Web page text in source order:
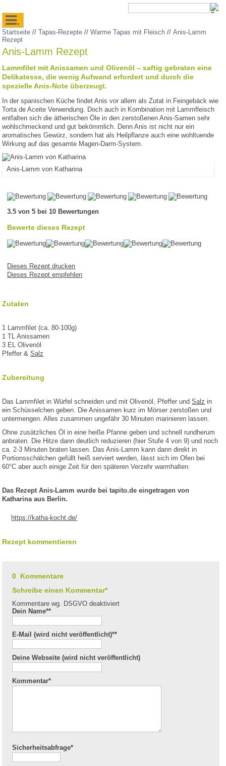
.
Startseite //Tapas-Rezepte //Warme Tapas mit Fleisch //Anis-Lamm
Rezept
Anis-Lamm Rezept
Lammfilet mit Anissamen und Olivenöl – saftig gebraten eine
Delikatesse, die wenig Aufwand erfordert und durch die
spezielle Anis-Note überzeugt.
In der spanischen Küche findet Anis vor allem als Zutat in Feingebäck wie
Torta de Aceite Verwendung. Doch auch in Kombination mit Lammfleisch
entfalten sich die ätherischen Öle in den zerstoßenen Anis-Samen sehr
wohlschmeckend und gut bekömmlich. Denn Anis ist nicht nur ein
aromatisches Gewürz, sondern hat als Heilpflanze auch eine wohltuende
Wirkung auf das gesamte Magen-Darm-System.
Anis-Lamm von Katharina
3.5 von 5 bei 10 Bewertungen
Bewerte dieses Rezept
Dieses Rezept drucken
Dieses Rezept empfehlen
Zutaten
1 Lammfilet (ca. 80-100g)
1 TL Anissamen
3 EL Olivenöl
Pfeffer &Salz
Zubereitung
Das Lammfilet in Würfel schneiden und mit Olivenöl, Pfeffer undSalz in
ein Schüsselchen geben. Die Anissamen kurz im Mörser zerstoßen und
untermengen. Alles zusammen ungefähr 30 Minuten marinieren lassen.
Ohne zusätzliches Öl in eine heiße Pfanne geben und schnell rundherum
anbraten. Die Hitze dann deutlich reduzieren (hier Stufe 4 von 9) und noch
ca. 2-3 Minuten braten lassen. Das Anis-Lamm kann dann direkt in
Portionsschälchen gefüllt heiß serviert werden, lässt sich im Ofen bei
60°C aber auch einige Zeit für den späteren Verzehr warmhalten.
Das Rezept Anis-Lamm wurde bei tapito.de eingetragen von
Katharina aus Berlin.
https://katha-kocht.de/
Rezept kommentieren
0 Kommentare
Schreibe einen Kommentar*
Kommentare wg. DSGVO deaktiviert
Dein Name**
E-Mail (wird nicht veröffentlicht)**
Deine Webseite (wird nicht veröffentlicht)
Kommentar*
Sicherheitsabfrage*